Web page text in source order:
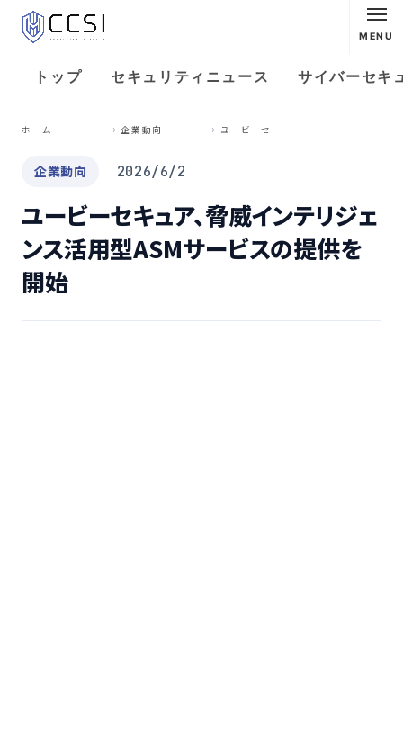
MENU
トップ セキュリティニュース サイバーセキ
ホーム 企業動向
企業動向 2026/6/2
ユービーセキュア、脅威インテリジェ
ンス活用型ASMサービスの提供を
開始